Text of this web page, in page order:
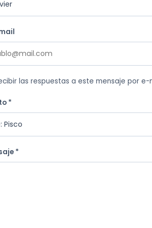
las respuestas a este mensaje por e-
*
*